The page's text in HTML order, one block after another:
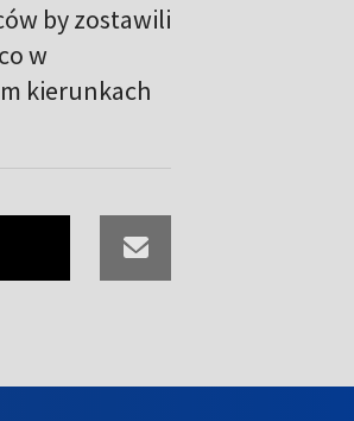
by zostawili
w
kierunkach